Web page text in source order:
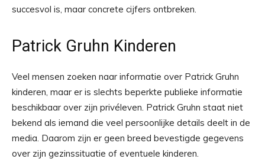
succesvol is, maar concrete cijfers ontbreken.
Patrick Gruhn Kinderen
Veel mensen zoeken naar informatie over Patrick Gruhn
kinderen, maar er is slechts beperkte publieke informatie
beschikbaar over zijn privéleven. Patrick Gruhn staat niet
bekend als iemand die veel persoonlijke details deelt in de
media. Daarom zijn er geen breed bevestigde gegevens
over zijn gezinssituatie of eventuele kinderen.